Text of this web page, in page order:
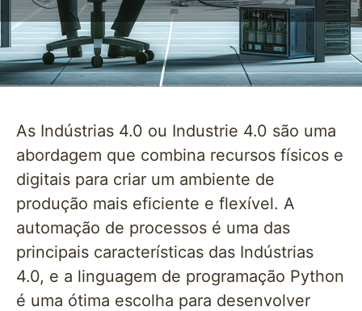
As Indústrias 4.0 ou Industrie 4.0 são uma
abordagem que combina recursos físicos e
digitais para criar um ambiente de
produção mais eficiente e flexível. A
automação de processos é uma das
principais características das Indústrias
4.0, e a linguagem de programação Python
é uma ótima escolha para desenvolver